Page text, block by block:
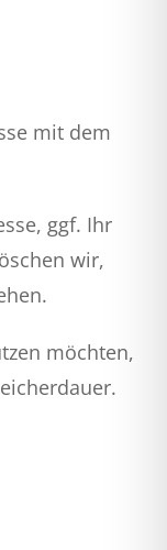
mit dem
ggf. Ihr
wir,
möchten,